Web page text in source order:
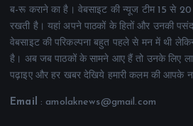
ब-रू कराने का है। वेबसाइट की न्यूज टीम 15 से 20
रखती है। यहां अपने पाठकों के हितों और उनकी
वेबसाइट की परिकल्पना बहुत पहले से मन में थी
है। अब जब पाठकों के सामने आए हैं तो उनके लिए
पढ़ाइए और हर खबर देखिये हमारी कलम की आपके
Email : amolaknews@gmail.com